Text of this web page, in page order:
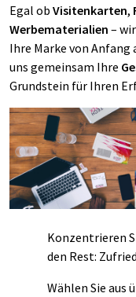
Egal ob Visitenkarten,
Werbematerialien –
Ihre Marke von Anfang
uns gemeinsam Ihre
Grundstein für Ihren
Konzentrieren
den Rest:
Wählen Sie aus